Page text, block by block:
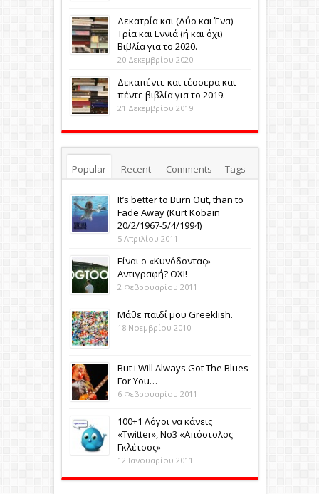
Δεκατρία και (Δύο και Ένα)
Τρία και Εννιά (ή και όχι)
Βιβλία για το 2020.
20 Δεκεμβρίου 2020
Δεκαπέντε και τέσσερα και
πέντε βιβλία για το 2019.
21 Δεκεμβρίου 2019
Popular Recent Comments Tags
It’s better to Burn Out, than to
Fade Away (Κurt Kobain
20/2/1967-5/4/1994)
5 Απριλίου 2011
Eίναι ο «Κυνόδοντας»
Αντιγραφή? ΟΧΙ!
2 Φεβρουαρίου 2011
Μάθε παιδί μου Greeklish.
18 Νοεμβρίου 2010
Βut i Will Always Got The Blues
For You…
6 Φεβρουαρίου 2011
100+1 Λόγοι να κάνεις
«Twitter», No3 «Aπόστολος
Γκλέτσος»
12 Ιανουαρίου 2011